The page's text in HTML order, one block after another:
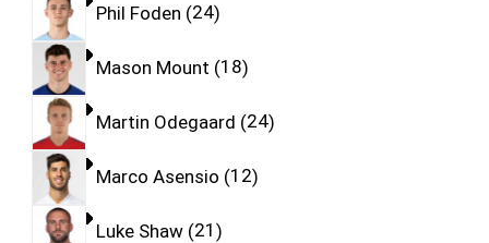
Phil Foden 24
Mason Mount 18
Martin Odegaard 24
Marco Asensio 12
Luke Shaw 21